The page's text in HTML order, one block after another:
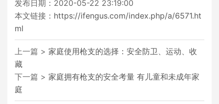
发布日期：2020-05-22 23:19:00
本文链接： https://ifengus.com/index.php/a/6571.ht
ml
上一篇 > 家庭使用枪支的选择：安全防卫、运动、收
藏
下一篇 > 家庭拥有枪支的安全考量 有儿童和未成年家
庭